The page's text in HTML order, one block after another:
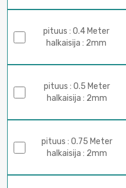
pituus : 0.4 Meter
halkaisija : 2mm
pituus : 0.5 Meter
halkaisija : 2mm
pituus : 0.75 Meter
halkaisija : 2mm